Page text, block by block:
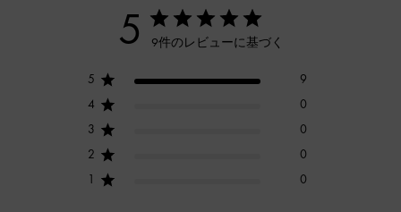
5 9件のレビューに基づく
5
9
4
0
3
0
2
0
1
0